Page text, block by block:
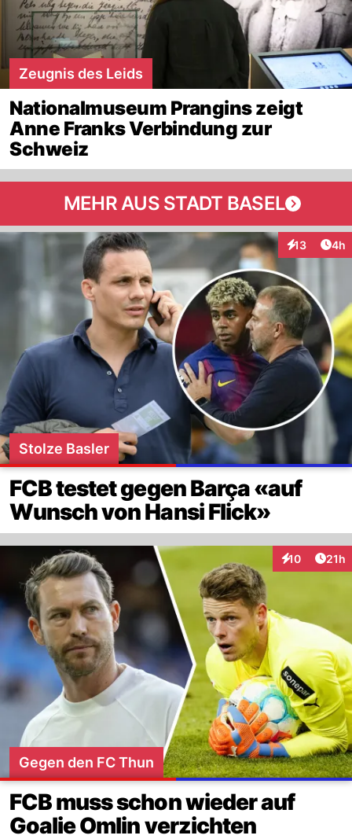
Zeugnis des Leids
Nationalmuseum Prangins zeigt
Anne Franks Verbindung zur
Schweiz
MEHR AUS STADT BASEL
13
Interaktionen
4h
Stolze Basler
FCB testet gegen Barça «auf
Wunsch von Hansi Flick»
10
Interaktionen
21h
Gegen den FC Thun
FCB muss schon wieder auf
Goalie Omlin verzichten